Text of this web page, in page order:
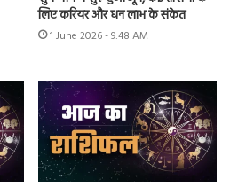
लिए करियर और धन लाभ के संकेत
1 June 2026 - 9:48 AM